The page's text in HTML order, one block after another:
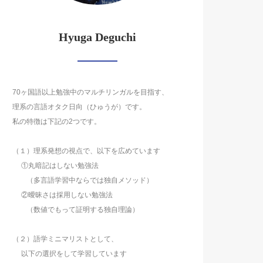
Hyuga Deguchi
70ヶ国語以上勉強中のマルチリンガルを目指す、
理系の言語オタク日向（ひゅうが）です。
私の特徴は下記の2つです。
（１）理系発想の視点で、以下を広めています
①丸暗記はしない勉強法
（多言語学習中ならでは独自メソッド）
②曖昧さは採用しない勉強法
（数値でもって証明する独自理論）
（２）語学ミニマリストとして、
以下の選択をして学習しています